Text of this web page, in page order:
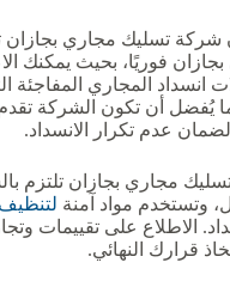
أن شركة تسليك مجاري
فوريًا، بحيث يمكنك
المجاري المفاجئة
يُفضل أن تكون الشركة
عدم تكرار الانسداد.
مجاري بجازان تلتزم
وتستخدم مواد آمنة لتنظيف
الاطلاع على تقييمات
قرارك النهائي.